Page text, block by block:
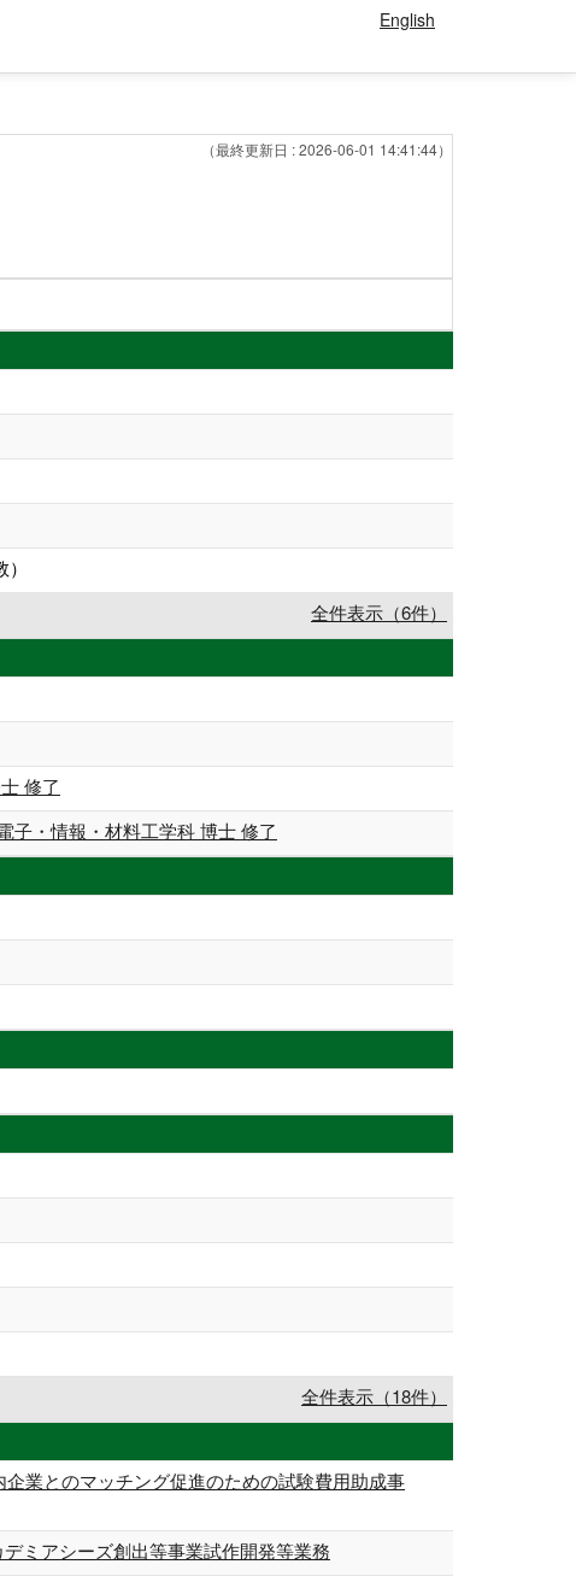
English
（最終更新日 : 2026-06-01 14:41:44）
全件表示（6件）
修了
子・情報・材料工学科 博士 修了
全件表示（18件）
業とのマッチング促進のための試験費用助成事
ミアシーズ創出等事業試作開発等業務